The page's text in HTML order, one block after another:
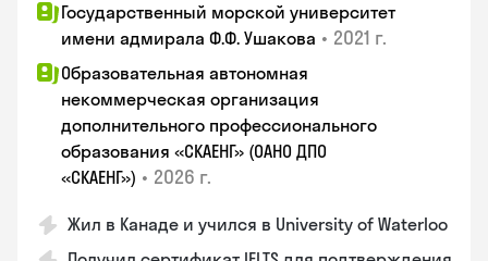
Государственный морской университет
имени адмирала Ф.Ф. Ушакова • 2021 г.
Образовательная автономная
некоммерческая организация
дополнительного профессионального
образования «СКАЕНГ» (ОАНО ДПО
«СКАЕНГ») • 2026 г.
Жил в Канаде и учился в University of Waterloo